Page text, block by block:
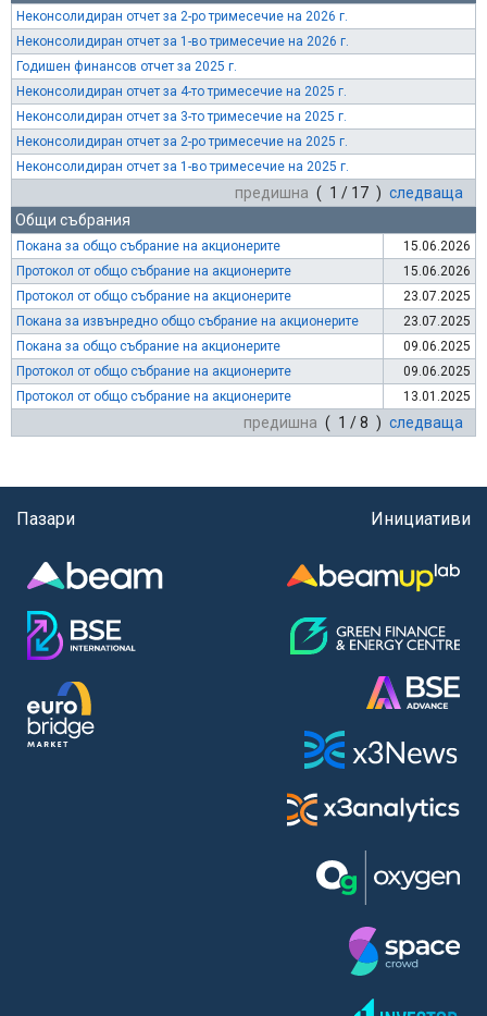
Неконсолидиран отчет за 2-ро тримесечие на 2026 г.
Неконсолидиран отчет за 1-во тримесечие на 2026 г.
Годишен финансов отчет за 2025 г.
Неконсолидиран отчет за 4-то тримесечие на 2025 г.
Неконсолидиран отчет за 3-то тримесечие на 2025 г.
Неконсолидиран отчет за 2-ро тримесечие на 2025 г.
Неконсолидиран отчет за 1-во тримесечие на 2025 г.
предишна ( 1 / 17 ) следваща
Общи събрания
Покана за общо събрание на акционерите
15.06.2026
Протокол от общо събрание на акционерите
15.06.2026
Протокол от общо събрание на акционерите
23.07.2025
Покана за извънредно общо събрание на акционерите
23.07.2025
Покана за общо събрание на акционерите
09.06.2025
Протокол от общо събрание на акционерите
09.06.2025
Протокол от общо събрание на акционерите
13.01.2025
предишна ( 1 / 8 ) следваща
Пазари Инициативи